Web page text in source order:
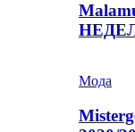
Мода